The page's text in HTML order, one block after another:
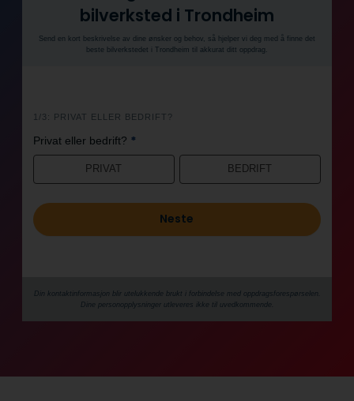
bilverksted i Trondheim
Send en kort beskrivelse av dine ønsker og behov, så hjelper vi deg med å finne det
beste bilverkstedet i Trondheim til akkurat ditt oppdrag.
i
n
n
o
d
1/3: PRIVAT ELLER BEDRIFT?
Privat eller bedrift? *
PRIVAT BEDRIFT
Neste
Din kontaktinformasjon blir utelukkende brukt i forbindelse med oppdrags­forespørselen.
Dine person­­opplysninger utleveres ikke til uvedkommende.